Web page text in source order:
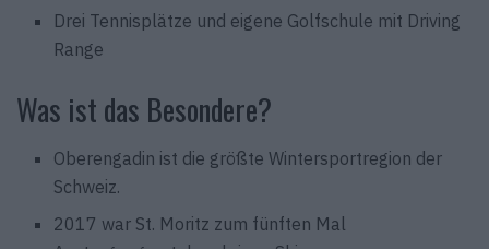
Drei Tennisplätze und eigene Golfschule mit Driving
Range
Was ist das Besondere?
Oberengadin ist die größte Wintersportregion der
Schweiz.
2017 war St. Moritz zum fünften Mal